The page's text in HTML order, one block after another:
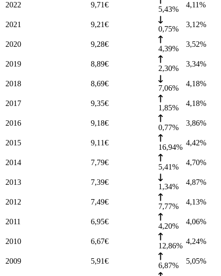
2022 9,71€
5,43%
4,11%
2021 9,21€
0,75%
3,12%
2020 9,28€
4,39%
3,52%
2019 8,89€
2,30%
3,34%
2018 8,69€
7,06%
4,18%
2017 9,35€
1,85%
4,18%
2016 9,18€
0,77%
3,86%
2015 9,11€
16,94%
4,42%
2014 7,79€
5,41%
4,70%
2013 7,39€
1,34%
4,87%
2012 7,49€
7,77%
4,13%
2011 6,95€
4,20%
4,06%
2010 6,67€
12,86%
4,24%
2009 5,91€
6,87%
5,05%